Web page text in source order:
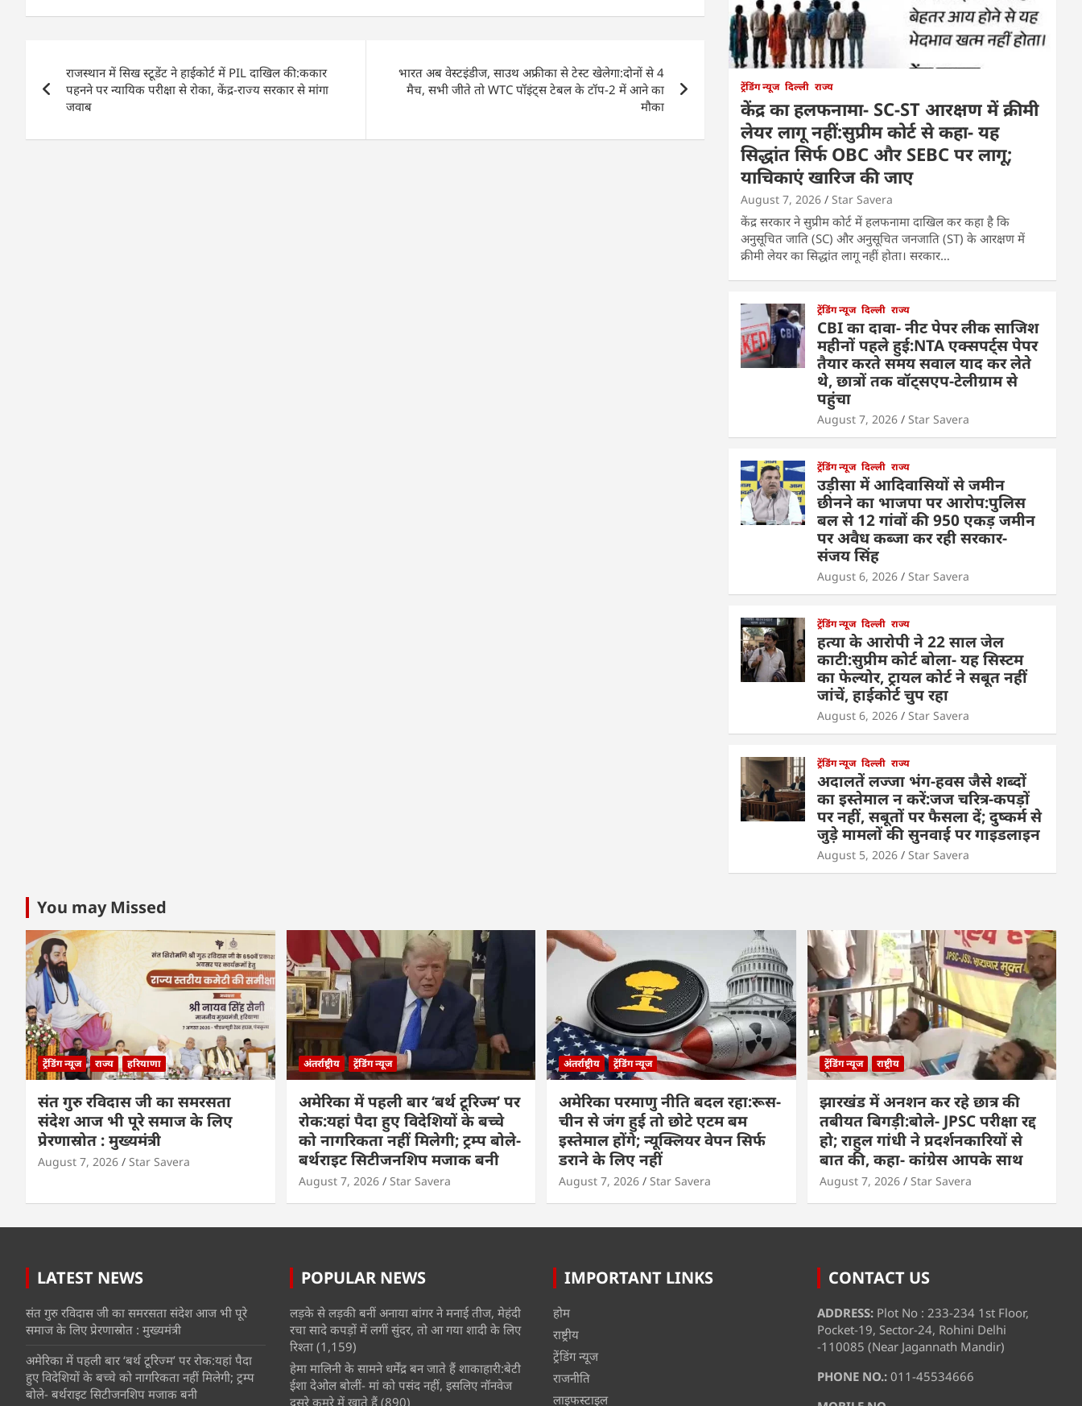
c
b
o
o
k
at
A
p
k
dI
n
ai ar
navigation
राजस्थान में सिख स्टूडेंट ने हाईकोर्ट में PIL दाखिल की:ककार
पहनने पर न्यायिक परीक्षा से रोका, केंद्र-राज्य सरकार से मांगा
जवाब
भारत अब वेस्टइंडीज, साउथ अफ्रीका से टेस्ट खेलेगा:दोनों से 4
मैच, सभी जीते तो WTC पॉइंट्स टेबल के टॉप-2 में आने का
मौका
ट्रेंडिंग न्यूज दिल्ली राज्य
केंद्र का हलफनामा- SC-ST आरक्षण में क्रीमी
लेयर लागू नहीं:सुप्रीम कोर्ट से कहा- यह
सिद्धांत सिर्फ OBC और SEBC पर लागू;
याचिकाएं खारिज की जाए
August 7, 2026 Star Savera
केंद्र सरकार ने सुप्रीम कोर्ट में हलफनामा दाखिल कर कहा है कि
अनुसूचित जाति (SC) और अनुसूचित जनजाति (ST) के आरक्षण में
क्रीमी लेयर का सिद्धांत लागू नहीं होता। सरकार…
ट्रेंडिंग न्यूज दिल्ली राज्य
CBI का दावा- नीट पेपर लीक साजिश
महीनों पहले हुई:NTA एक्सपर्ट्स पेपर
तैयार करते समय सवाल याद कर लेते
थे, छात्रों तक वॉट्सएप-टेलीग्राम से
पहुंचा
August 7, 2026 Star Savera
ट्रेंडिंग न्यूज दिल्ली राज्य
उड़ीसा में आदिवासियों से जमीन
छीनने का भाजपा पर आरोप:पुलिस
बल से 12 गांवों की 950 एकड़ जमीन
पर अवैध कब्जा कर रही सरकार-
संजय सिंह
August 6, 2026 Star Savera
ट्रेंडिंग न्यूज दिल्ली राज्य
हत्या के आरोपी ने 22 साल जेल
काटी:सुप्रीम कोर्ट बोला- यह सिस्टम
का फेल्योर, ट्रायल कोर्ट ने सबूत नहीं
जांचें, हाईकोर्ट चुप रहा
August 6, 2026 Star Savera
ट्रेंडिंग न्यूज दिल्ली राज्य
अदालतें लज्जा भंग-हवस जैसे शब्दों
का इस्तेमाल न करें:जज चरित्र-कपड़ों
पर नहीं, सबूतों पर फैसला दें; दुष्कर्म से
जुड़े मामलों की सुनवाई पर गाइडलाइन
August 5, 2026 Star Savera
You may Missed
ट्रेंडिंग न्यूज राज्य हरियाणा
संत गुरु रविदास जी का समरसता
संदेश आज भी पूरे समाज के लिए
प्रेरणास्रोत : मुख्यमंत्री
August 7, 2026 Star Savera
अंतर्राष्ट्रीय ट्रेंडिंग न्यूज
अमेरिका में पहली बार ‘बर्थ टूरिज्म’ पर
रोक:यहां पैदा हुए विदेशियों के बच्चे
को नागरिकता नहीं मिलेगी; ट्रम्प बोले-
बर्थराइट सिटीजनशिप मजाक बनी
August 7, 2026 Star Savera
अंतर्राष्ट्रीय ट्रेंडिंग न्यूज
अमेरिका परमाणु नीति बदल रहा:रूस-
चीन से जंग हुई तो छोटे एटम बम
इस्तेमाल होंगे; न्यूक्लियर वेपन सिर्फ
डराने के लिए नहीं
August 7, 2026 Star Savera
ट्रेंडिंग न्यूज राष्ट्रीय
झारखंड में अनशन कर रहे छात्र की
तबीयत बिगड़ी:बोले- JPSC परीक्षा रद्द
हो; राहुल गांधी ने प्रदर्शनकारियों से
बात की, कहा- कांग्रेस आपके साथ
August 7, 2026 Star Savera
LATEST NEWS
संत गुरु रविदास जी का समरसता संदेश आज भी पूरे
समाज के लिए प्रेरणास्रोत : मुख्यमंत्री
अमेरिका में पहली बार ‘बर्थ टूरिज्म’ पर रोक:यहां पैदा
हुए विदेशियों के बच्चे को नागरिकता नहीं मिलेगी; ट्रम्प
बोले- बर्थराइट सिटीजनशिप मजाक बनी
POPULAR NEWS
लड़के से लड़की बनीं अनाया बांगर ने मनाई तीज, मेहंदी
रचा सादे कपड़ों में लगीं सुंदर, तो आ गया शादी के लिए
रिश्ता (1,159)
हेमा मालिनी के सामने धर्मेंद्र बन जाते हैं शाकाहारी:बेटी
ईशा देओल बोलीं- मां को पसंद नहीं, इसलिए नॉनवेज
दूसरे कमरे में खाते हैं (890)
IMPORTANT LINKS
होम
राष्ट्रीय
ट्रेंडिंग न्यूज
राजनीति
लाइफस्टाइल
CONTACT US
ADDRESS: Plot No : 233-234 1st Floor,
Pocket-19, Sector-24, Rohini Delhi
-110085 (Near Jagannath Mandir)
PHONE NO.: 011-45534666